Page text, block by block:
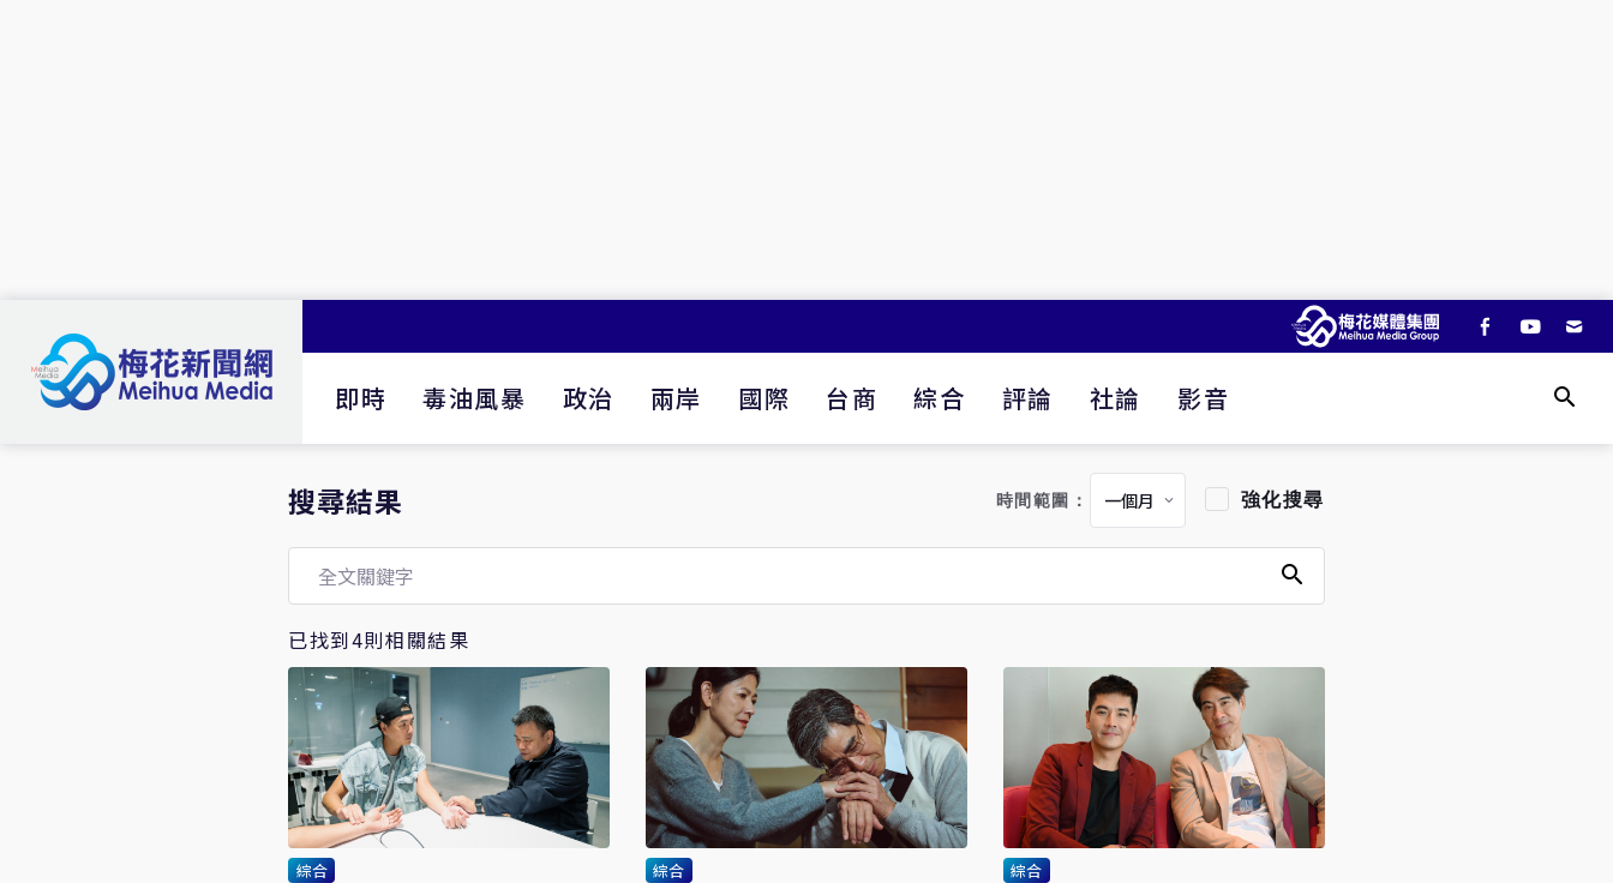
即時 毒油風暴 政治 兩岸 國際 台商 綜合 評論 社論 影音
搜尋結果 時間範圍： 強化搜尋
已找到4則相關結果
綜合 綜合 綜合